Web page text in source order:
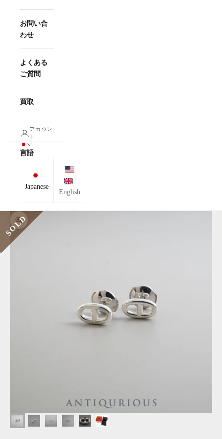
お問い合
わせ
よくある
ご質問
買取
アカウン
ト
言語
Japanese
English
ズームイン
SOLD